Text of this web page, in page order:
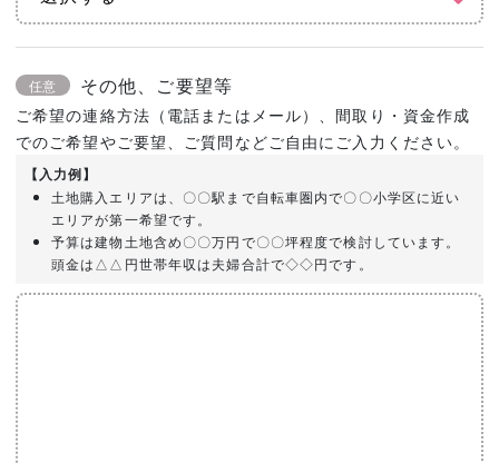
任意 その他、ご要望等
ご希望の連絡方法（電話またはメール）、間取り・資金作成
でのご希望やご要望、ご質問などご自由にご入力ください。
【入力例】
土地購入エリアは、〇〇駅まで自転車圏内で〇〇小学区に近い
エリアが第一希望です。
予算は建物土地含め〇〇万円で〇〇坪程度で検討しています。
頭金は△△円世帯年収は夫婦合計で◇◇円です。